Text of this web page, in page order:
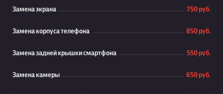
Замена экрана 750 руб.
Замена корпуса телефона 850 руб.
Замена задней крышки смартфона 550 руб.
Замена камеры 650 руб.